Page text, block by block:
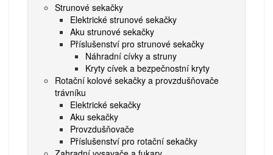
Strunové sekačky
Elektrické strunové sekačky
Aku strunové sekačky
Příslušenství pro strunové sekačky
Náhradní cívky a struny
Kryty cívek a bezpečnostní kryty
Rotační kolové sekačky a provzdušňovače
trávníku
Elektrické sekačky
Aku sekačky
Provzdušňovače
Příslušenství pro rotační sekačky